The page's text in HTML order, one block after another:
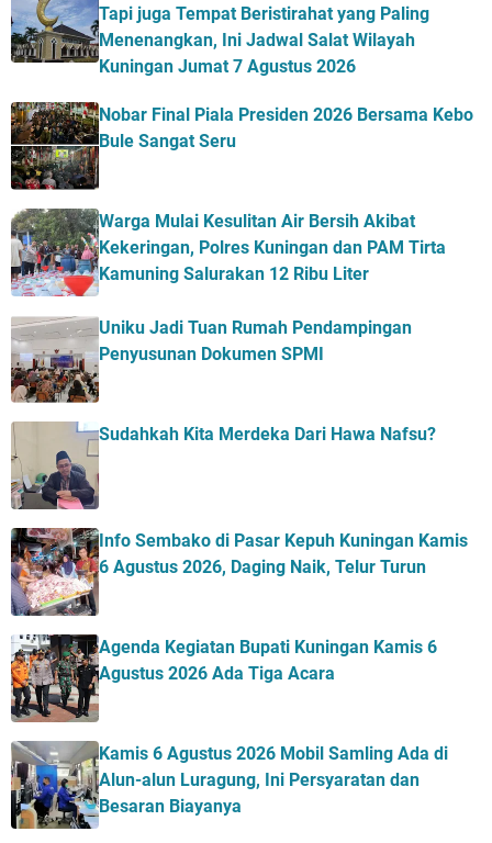
Tapi juga Tempat Beristirahat yang Paling
Menenangkan, Ini Jadwal Salat Wilayah
Kuningan Jumat 7 Agustus 2026
Nobar Final Piala Presiden 2026 Bersama Kebo
Bule Sangat Seru
Warga Mulai Kesulitan Air Bersih Akibat
Kekeringan, Polres Kuningan dan PAM Tirta
Kamuning Salurakan 12 Ribu Liter
Uniku Jadi Tuan Rumah Pendampingan
Penyusunan Dokumen SPMI
Sudahkah Kita Merdeka Dari Hawa Nafsu?
Info Sembako di Pasar Kepuh Kuningan Kamis
6 Agustus 2026, Daging Naik, Telur Turun
Agenda Kegiatan Bupati Kuningan Kamis 6
Agustus 2026 Ada Tiga Acara
Kamis 6 Agustus 2026 Mobil Samling Ada di
Alun-alun Luragung, Ini Persyaratan dan
Besaran Biayanya